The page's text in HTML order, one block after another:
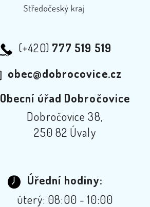
(+420) 777 519 519
obec@dobrocovice.cz
Obecní úřad Dobročovice
Dobročovice 38,
250 82 Úvaly
Úřední hodiny:
úterý: 08:00 - 10:00